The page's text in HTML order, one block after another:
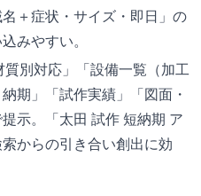
＋症状・サイズ・即日」の
みやすい。
質別対応」「設備一覧（加工
期」「試作実績」「図面・
示。「太田 試作 短納期 ア
からの引き合い創出に効